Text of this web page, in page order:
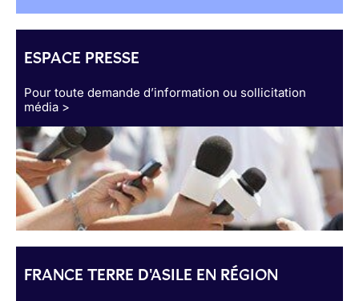
ESPACE PRESSE
Pour toute demande d’information ou sollicitation
média >
FRANCE TERRE D'ASILE EN RÉGION